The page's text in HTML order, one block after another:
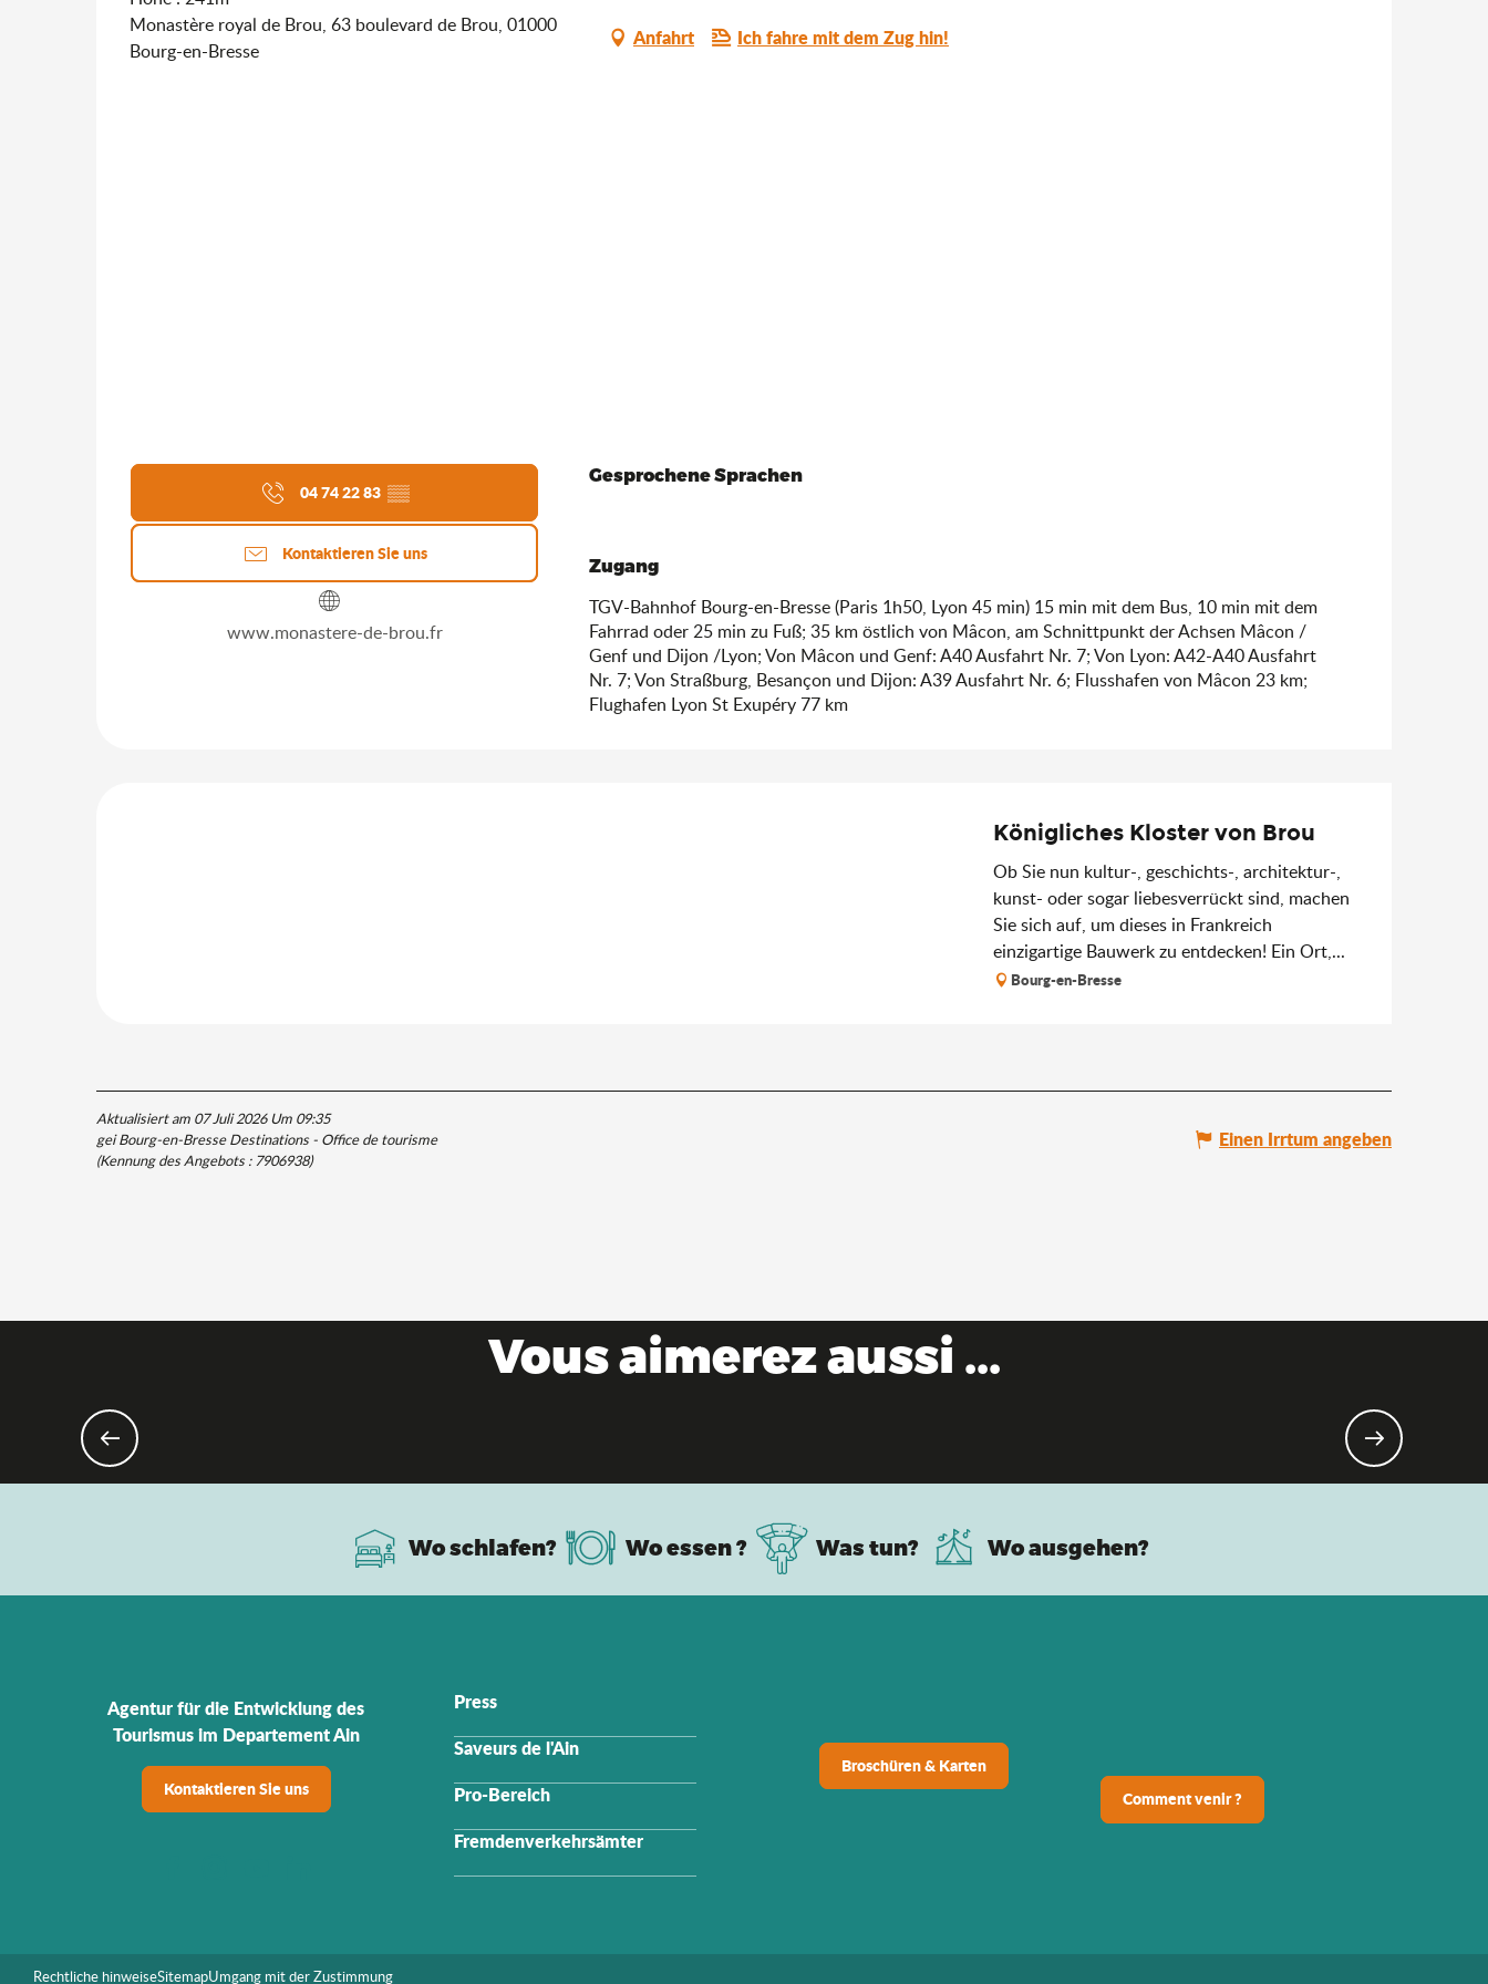
Monastère royal de Brou, 63 boulevard de Brou, 01000
Bourg-en-Bresse
Anfahrt Ich fahre mit dem Zug hin!
04 74 22 83 ▒▒
Kontaktieren Sie uns
www.monastere-de-brou.fr
Gesprochene Sprachen
Gesprochene Sprachen
Zugang
Zugang
TGV-Bahnhof Bourg-en-Bresse (Paris 1h50, Lyon 45 min) 15 min mit dem Bus, 10 min mit dem
Fahrrad oder 25 min zu Fuß; 35 km östlich von Mâcon, am Schnittpunkt der Achsen Mâcon /
Genf und Dijon /Lyon; Von Mâcon und Genf: A40 Ausfahrt Nr. 7; Von Lyon: A42-A40 Ausfahrt
Nr. 7; Von Straßburg, Besançon und Dijon: A39 Ausfahrt Nr. 6; Flusshafen von Mâcon 23 km;
Flughafen Lyon St Exupéry 77 km
Königliches Kloster von Brou
Ob Sie nun kultur-, geschichts-, architektur-,
kunst- oder sogar liebesverrückt sind, machen
Sie sich auf, um dieses in Frankreich
einzigartige Bauwerk zu entdecken! Ein Ort,...
Bourg-en-Bresse
Aktualisiert am 07 Juli 2026 Um 09:35
gei Bourg-en-Bresse Destinations - Office de tourisme
(Kennung des Angebots : 7906938)
Einen Irrtum angeben
Vous aimerez aussi ...
Wo schlafen? Wo essen ? Was tun? Wo ausgehen?
Agentur für die Entwicklung des
Tourismus im Departement Ain
Kontaktieren Sie uns
Press
Saveurs de l'Ain
Pro-Bereich
Fremdenverkehrsämter
Broschüren & Karten
Comment venir ?
Rechtliche hinweiseSitemapUmgang mit der Zustimmung